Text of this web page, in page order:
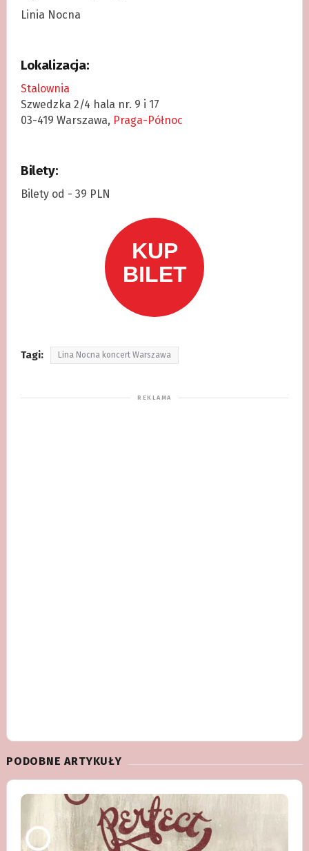
Linia Nocna
Lokalizacja:
Stalownia
Szwedzka 2/4 hala nr. 9 i 17
03-419 Warszawa, Praga-Północ
Bilety:
Bilety od - 39 PLN
Tagi: Lina Nocna koncert Warszawa
PODOBNE ARTYKUŁY